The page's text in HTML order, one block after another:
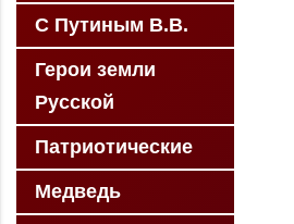
С Путиным В.В.
Герои земли
Русской
Патриотические
Медведь